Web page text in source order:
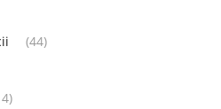
(44)